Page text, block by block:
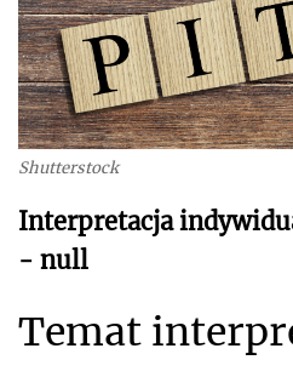
Shutterstock
Interpretacja
- null
Temat